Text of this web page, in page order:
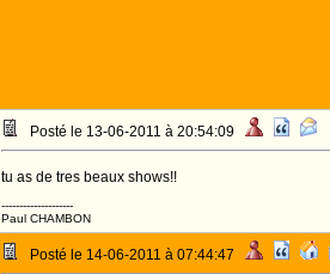
Posté le 13-06-2011 à 20:54:09
tu as de tres beaux shows!!
--------------------
Paul CHAMBON
Posté le 14-06-2011 à 07:44:47